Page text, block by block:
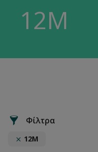
12M
Φίλτρα
12M